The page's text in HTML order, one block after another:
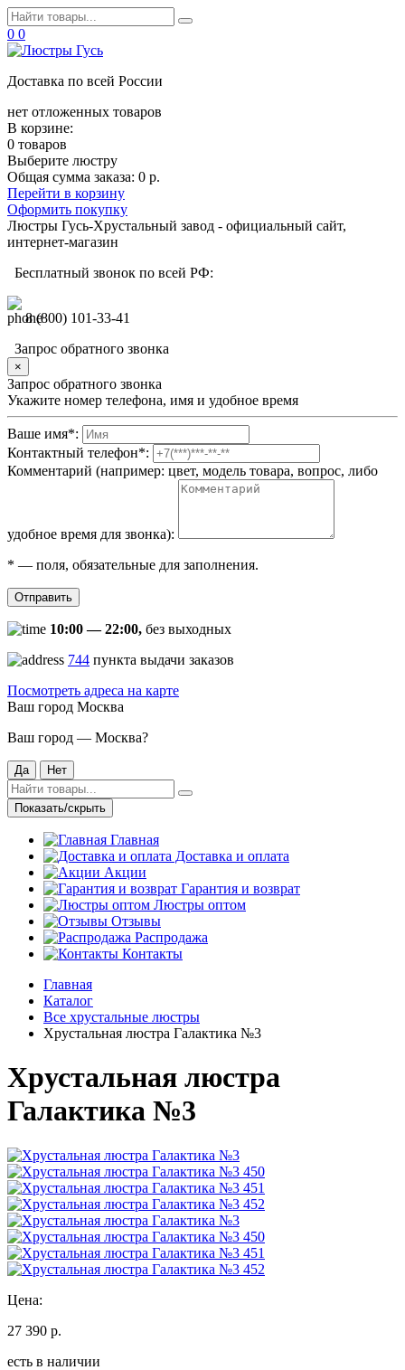
0 0
Доставка по всей России
нет отложенных товаров
В корзине:
0 товаров
Выберите люстру
Общая сумма заказа: 0 р.
Перейти в корзину
Оформить покупку
Люстры Гусь-Хрустальный завод - официальный сайт,
интернет-магазин
Бесплатный звонок по всей РФ:
8 (800) 101-33-41
Запрос обратного звонка
×
Запрос обратного звонка
Укажите номер телефона, имя и удобное время
Ваше имя*:
Контактный телефон*:
Комментарий (например: цвет, модель товара, вопрос, либо
удобное время для звонка):
* — поля, обязательные для заполнения.
Отправить
10:00 — 22:00, без выходных
744 пункта выдачи заказов
Посмотреть адреса на карте
Ваш город Москва
Ваш город — Москва?
Да Нет
Показать/скрыть
Главная
Доставка и оплата
Акции
Гарантия и возврат
Люстры оптом
Отзывы
Распродажа
Контакты
Главная
Каталог
Все хрустальные люстры
Хрустальная люстра Галактика №3
Хрустальная люстра
Галактика №3
Цена:
27 390 р.
есть в наличии